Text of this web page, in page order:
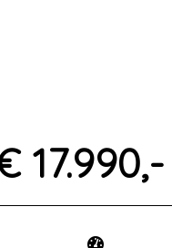
17.990,-